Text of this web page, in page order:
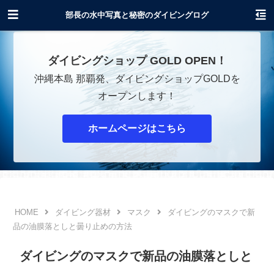
沖縄でダイビングショップOPENします！
ダイビングショップ GOLD OPEN！
沖縄本島 那覇発、ダイビングショップGOLDを
オープンします！
ホームページはこちら
ダイビング器材 マスク
ダイビングのマスクで新
品の油膜落としと曇り止めの方法
ダイビングのマスクで新品の油膜落としと
部長の水中写真と秘密のダイビングログ